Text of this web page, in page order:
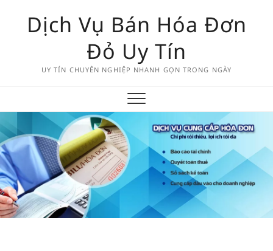
Dịch Vụ Bán Hóa Đơn
Đỏ Uy Tín
UY TÍN CHUYÊN NGHIỆP NHANH GỌN TRONG NGÀY